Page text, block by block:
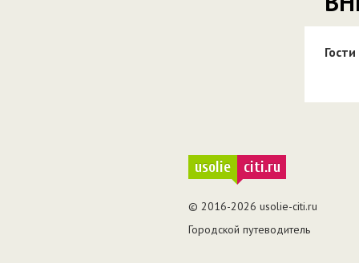
Гости
usolie citi.ru
© 2016-2026 usolie-citi.ru
Городской путеводитель